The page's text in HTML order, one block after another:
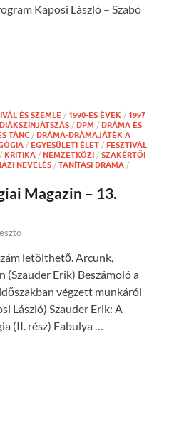
Kaposi László – Szabó
ÉS SZEMLE / 1990-ES ÉVEK / 1997
DIÁKSZÍNJÁTSZÁS / DPM / DRÁMA ÉS
TÁNC / DRÁMA-DRÁMAJÁTÉK A
/ EGYESÜLETI ÉLET / FESZTIVÁL
/ KRITIKA / NEMZETKÖZI / SZAKÉRTŐI
NEVELÉS / TANÍTÁSI DRÁMA /
Magazin – 13.
letölthető. Arcunk,
(Szauder Erik) Beszámoló a
végzett munkáról
László) Szauder Erik: A
(II. rész) Fabulya …